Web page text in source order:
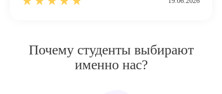
Почему студенты выбирают
именно нас?